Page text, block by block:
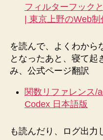
フィルターフック
| 東京上野のWeb制
を読んで、よくわから
となったあと、寝て起
み、公式ページ翻訳
関数リファレンス/
Codex 日本語版
も読んだり、ログ出力